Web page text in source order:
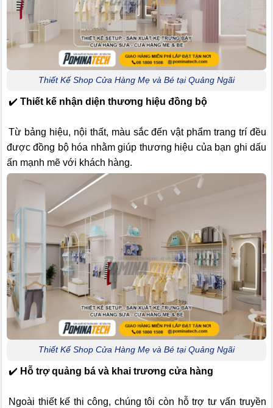
Thiết Kế Shop Cửa Hàng Mẹ và Bé tại Quảng Ngãi
✔️ Thiết kế nhận diện thương hiệu đồng bộ
Từ bảng hiệu, nội thất, màu sắc đến vật phẩm trang trí đều
được đồng bộ hóa nhằm giúp thương hiệu của bạn ghi dấu
ấn mạnh mẽ với khách hàng.
Thiết Kế Shop Cửa Hàng Mẹ và Bé tại Quảng Ngãi
✔️ Hỗ trợ quảng bá và khai trương cửa hàng
Ngoài thiết kế thi công, chúng tôi còn hỗ trợ tư vấn truyền